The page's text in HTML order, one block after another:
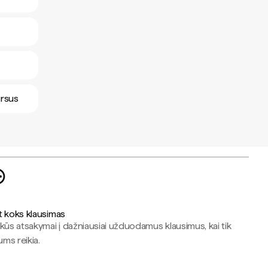
koks klausimas
atsakymai į dažniausiai užduodamus klausimus, kai tik
reikia.